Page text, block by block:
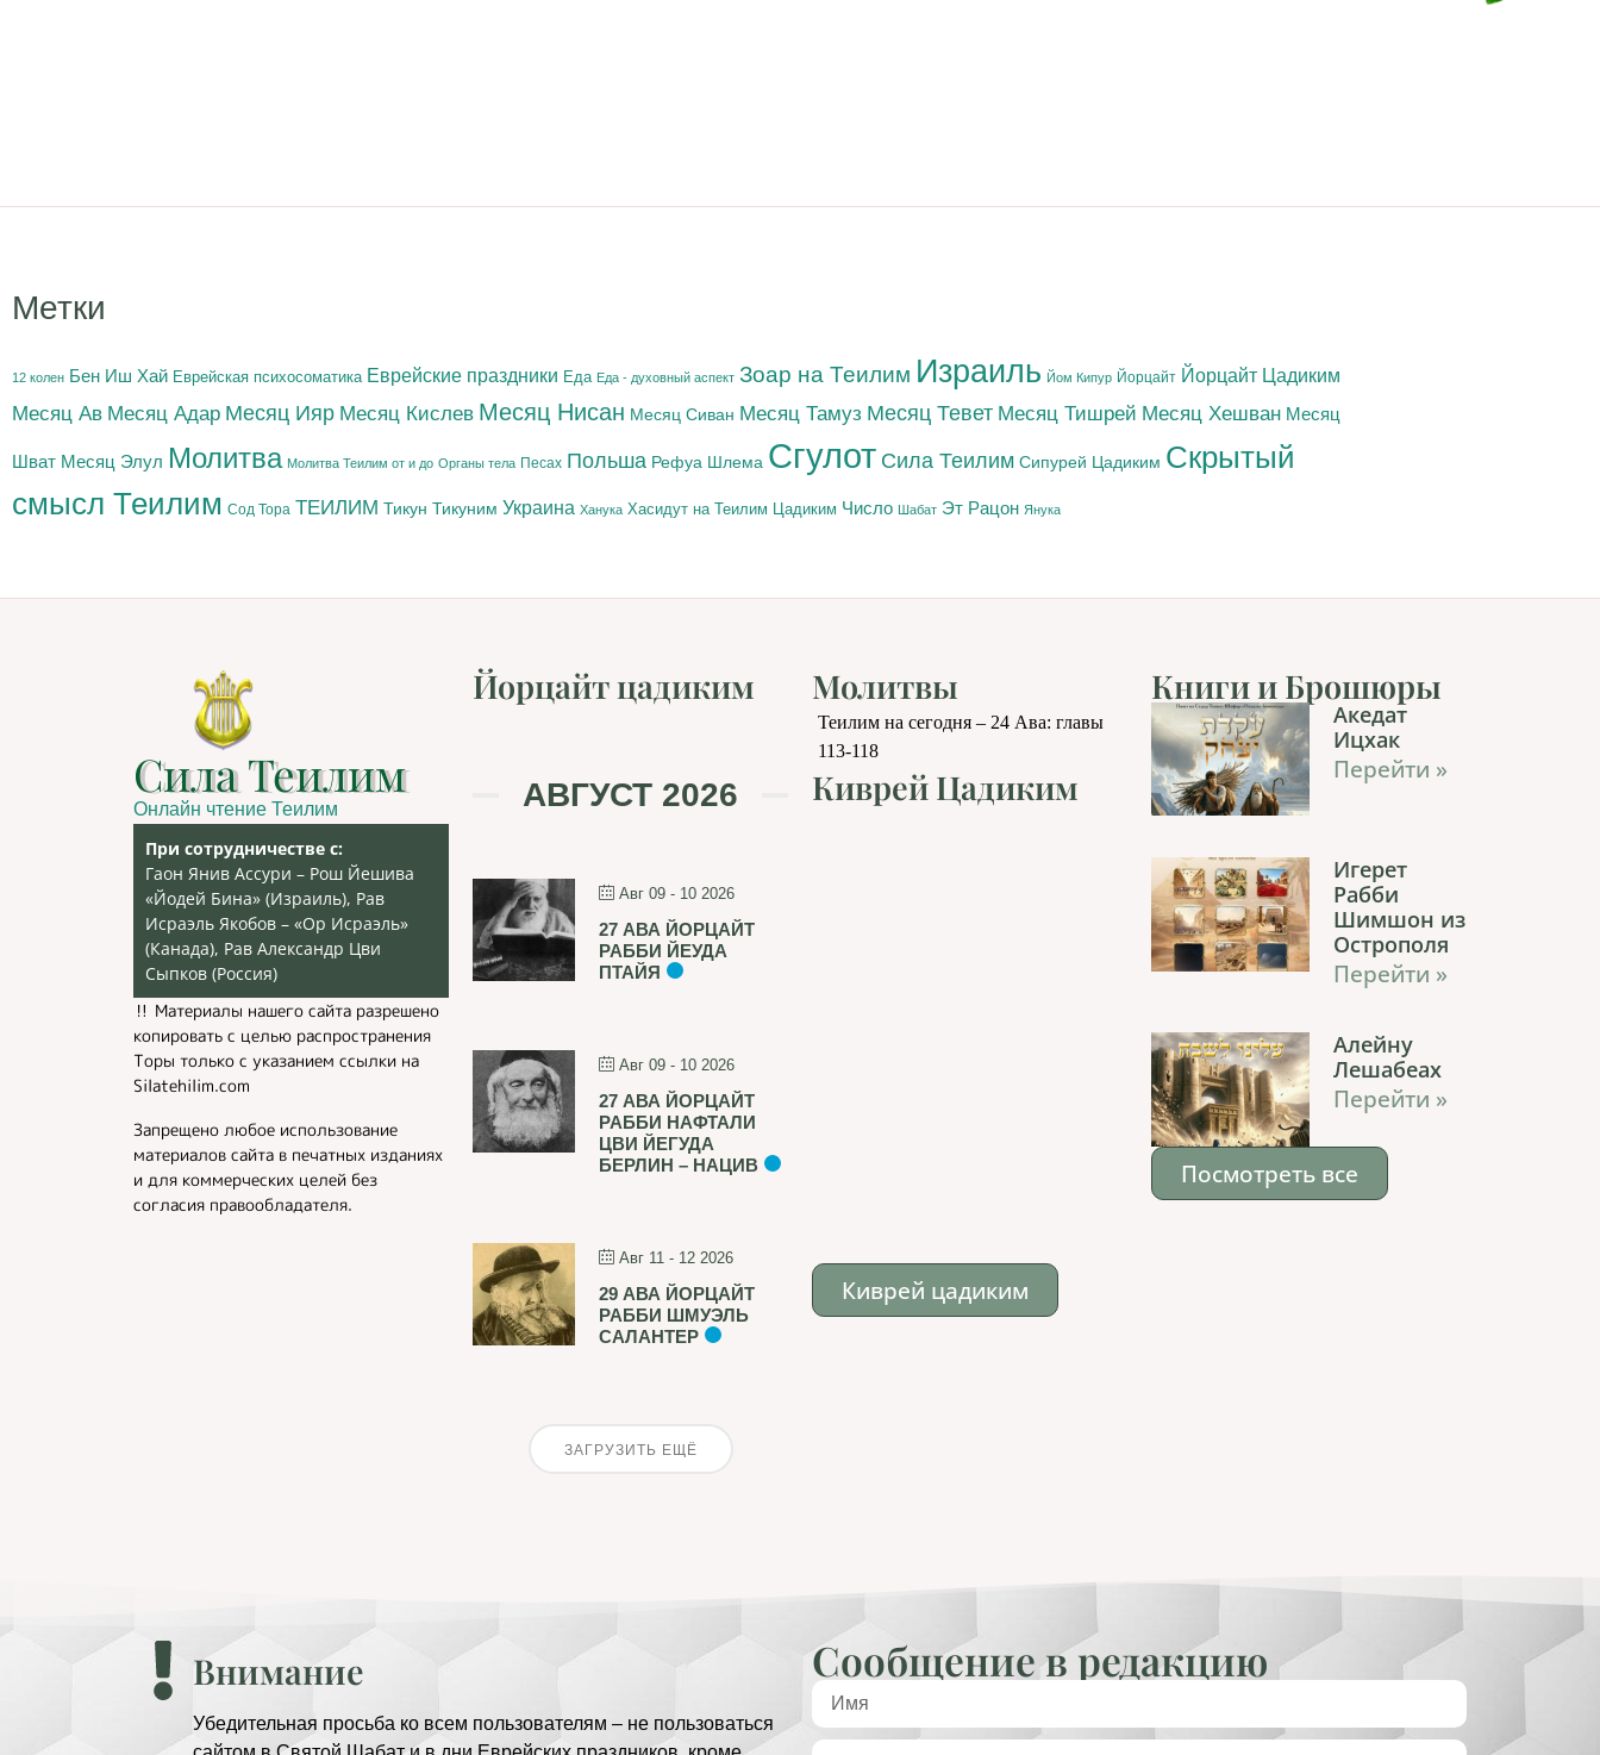
Метки
12 колен Бен Иш Хай Еврейская психосоматика Еврейские праздники Еда Еда - духовный аспект Зоар на Теилим Израиль Йом Кипур Йорцайт Йорцайт Цадиким
Месяц Ав Месяц Адар Месяц Ияр Месяц Кислев Месяц Нисан Месяц Сиван Месяц Тамуз Месяц Тевет Месяц Тишрей Месяц Хешван Месяц
Шват Месяц Элул Молитва Молитва Теилим от и до Органы тела Песах Польша Рефуа Шлема Сгулот Сила Теилим Сипурей Цадиким Скрытый
смысл Теилим Сод Тора ТЕИЛИМ Тикун Тикуним Украина Ханука Хасидут на Теилим Цадиким Число Шабат Эт Рацон Янука
Сила Теилим
Онлайн чтение Теилим
При сотрудничестве с:
Гаон Янив Ассури – Рош Йешива
«Йодей Бина» (Израиль), Рав
Исраэль Якобов – «Ор Исраэль»
(Канада), Рав Александр Цви
Сыпков (Россия)
‼️ Материалы нашего сайта разрешено
копировать с целью распространения
Торы только с указанием ссылки на
Silatehilim.com
Запрещено любое использование
материалов сайта в печатных изданиях
и для коммерческих целей без
согласия правообладателя.
Йорцайт цадиким
АВГУСТ 2026
Авг 09 - 10 2026
27 АВА ЙОРЦАЙТ
РАББИ ЙЕУДА
ПТАЙЯ
Авг 09 - 10 2026
27 АВА ЙОРЦАЙТ
РАББИ НАФТАЛИ
ЦВИ ЙЕГУДА
БЕРЛИН – НАЦИВ
Авг 11 - 12 2026
29 АВА ЙОРЦАЙТ
РАББИ ШМУЭЛЬ
САЛАНТЕР
ЗАГРУЗИТЬ ЕЩЁ
Молитвы
Теилим на сегодня – 24 Ава: главы
113-118
Киврей Цадиким
Киврей цадиким
Книги и Брошюры
Акедат
Ицхак
Перейти »
Игерет
Рабби
Шимшон из
Острополя
Перейти »
Алейну
Лешабеах
Перейти »
Посмотреть все
Внимание
Убедительная просьба ко всем пользователям – не пользоваться
Сообщение в редакцию